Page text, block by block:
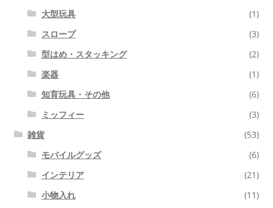
大型玩具
(1)
スロープ
(3)
型はめ・スタッキング
(2)
楽器
(1)
知育玩具・その他
(6)
ミッフィー
(3)
雑貨
(53)
モバイルグッズ
(6)
インテリア
(21)
小物入れ
(11)